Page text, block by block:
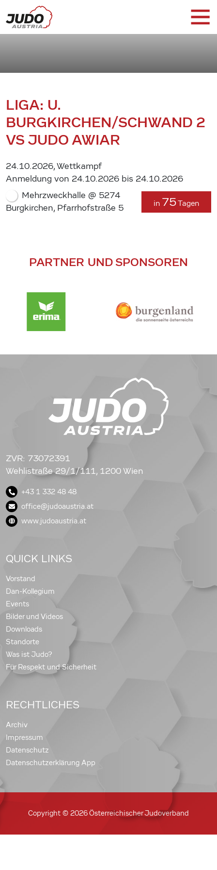
LIGA: U.
BURGKIRCHEN/SCHWAND 2
VS JUDO AWIAR
24.10.2026, Wettkampf
Anmeldung von 24.10.2026 bis 24.10.2026
Mehrzweckhalle @ 5274
Burgkirchen, Pfarrhofstraße 5
in 75Tagen
PARTNER UND SPONSOREN
ZVR: 73072391
Wehlistraße 29/1/111, 1200 Wien
+43 1 332 48 48
office@judoaustria.at
www.judoaustria.at
QUICK LINKS
Vorstand
Dan-Kollegium
Events
Bilder und Videos
Downloads
Standorte
Was ist Judo?
Für Respekt und Sicherheit
RECHTLICHES
Archiv
Impressum
Datenschutz
Datenschutzerklärung App
Copyright © 2026 Österreichischer Judoverband